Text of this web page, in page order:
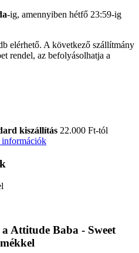
-ig, amennyiben hétfő 23:59-ig
elérhető. A következő szállítmány
rendel, az befolyásolhatja a
kiszállítás 22.000 Ft-tól
információk
Attitude Baba - Sweet